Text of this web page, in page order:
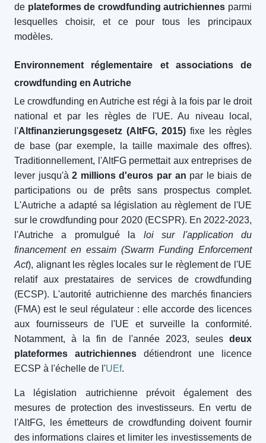
de plateformes de crowdfunding autrichiennes parmi
lesquelles choisir, et ce pour tous les principaux
modèles.
Environnement réglementaire et associations de
crowdfunding en Autriche
Le crowdfunding en Autriche est régi à la fois par le droit
national et par les règles de l'UE. Au niveau local,
l'Altfinanzierungsgesetz (AltFG, 2015) fixe les règles
de base (par exemple, la taille maximale des offres).
Traditionnellement, l'AltFG permettait aux entreprises de
lever jusqu'à2 millions d'euros par an par le biais de
participations ou de prêts sans prospectus complet.
L'Autriche a adapté sa législation au règlement de l'UE
sur le crowdfunding pour 2020 (ECSPR). En 2022-2023,
l'Autriche a promulgué la loi sur l'application du
financement en essaim (Swarm Funding Enforcement
Act), alignant les règles locales sur le règlement de l'UE
relatif aux prestataires de services de crowdfunding
(ECSP). L'autorité autrichienne des marchés financiers
(FMA) est le seul régulateur : elle accorde des licences
aux fournisseurs de l'UE et surveille la conformité.
Notamment, à la fin de l'année 2023, seules deux
plateformes autrichiennes détiendront une licence
ECSP à l'échelle de l'UEf.
La législation autrichienne prévoit également des
mesures de protection des investisseurs. En vertu de
l'AltFG, les émetteurs de crowdfunding doivent fournir
des informations claires et limiter les investissements de